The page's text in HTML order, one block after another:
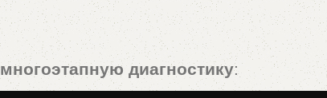
многоэтапную диагностику: